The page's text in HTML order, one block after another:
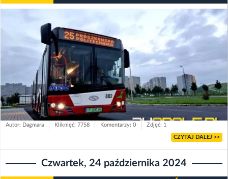
Autor: Dagmara Kliknięć: 7758 Komentarzy: 0 Zdjęć: 1
CZYTAJ DALEJ >>
Czwartek, 24 października 2024